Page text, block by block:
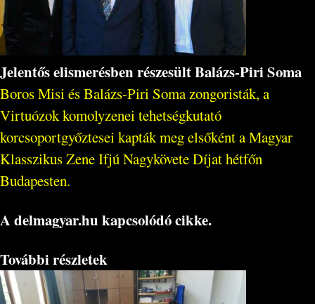
Jelentős elismerésben részesült Balázs-Piri Soma
Boros Misi és Balázs-Piri Soma zongoristák, a
Virtuózok komolyzenei tehetségkutató
korcsoportgyőztesei kapták meg elsőként a Magyar
Klasszikus Zene Ifjú Nagykövete Díjat hétfőn
Budapesten.
A delmagyar.hu kapcsolódó cikke.
További részletek